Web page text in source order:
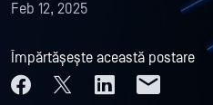
Feb 12, 2025
Împărtășește această postare